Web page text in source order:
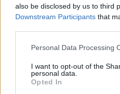
also be disclosed by us to third
Downstream Participants that
Personal Data Processing
I want to opt-out of the
personal data.
Opted In
La segona lluna plena et
Clau del mes:energia ben
Consell:no tot el que fas és